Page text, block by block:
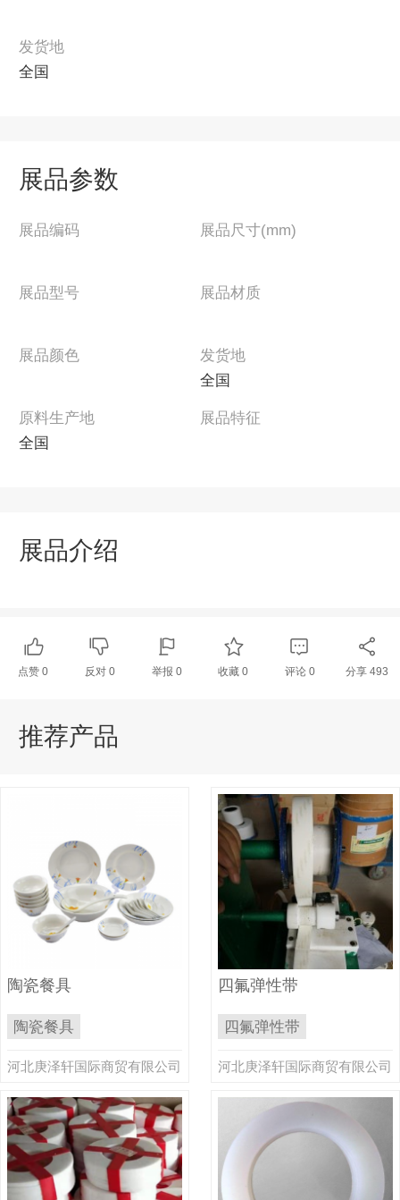
发货地
全国
展品参数
展品编码 展品尺寸(mm)
展品型号 展品材质
展品颜色
发货地
全国
原料生产地
全国
展品特征
展品介绍
点赞0 反对 0 举报 0 收藏 0 评论 0 分享 493
推荐产品
陶瓷餐具
陶瓷餐具
河北庚泽轩国际商贸有限公司
四氟弹性带
四氟弹性带
河北庚泽轩国际商贸有限公司